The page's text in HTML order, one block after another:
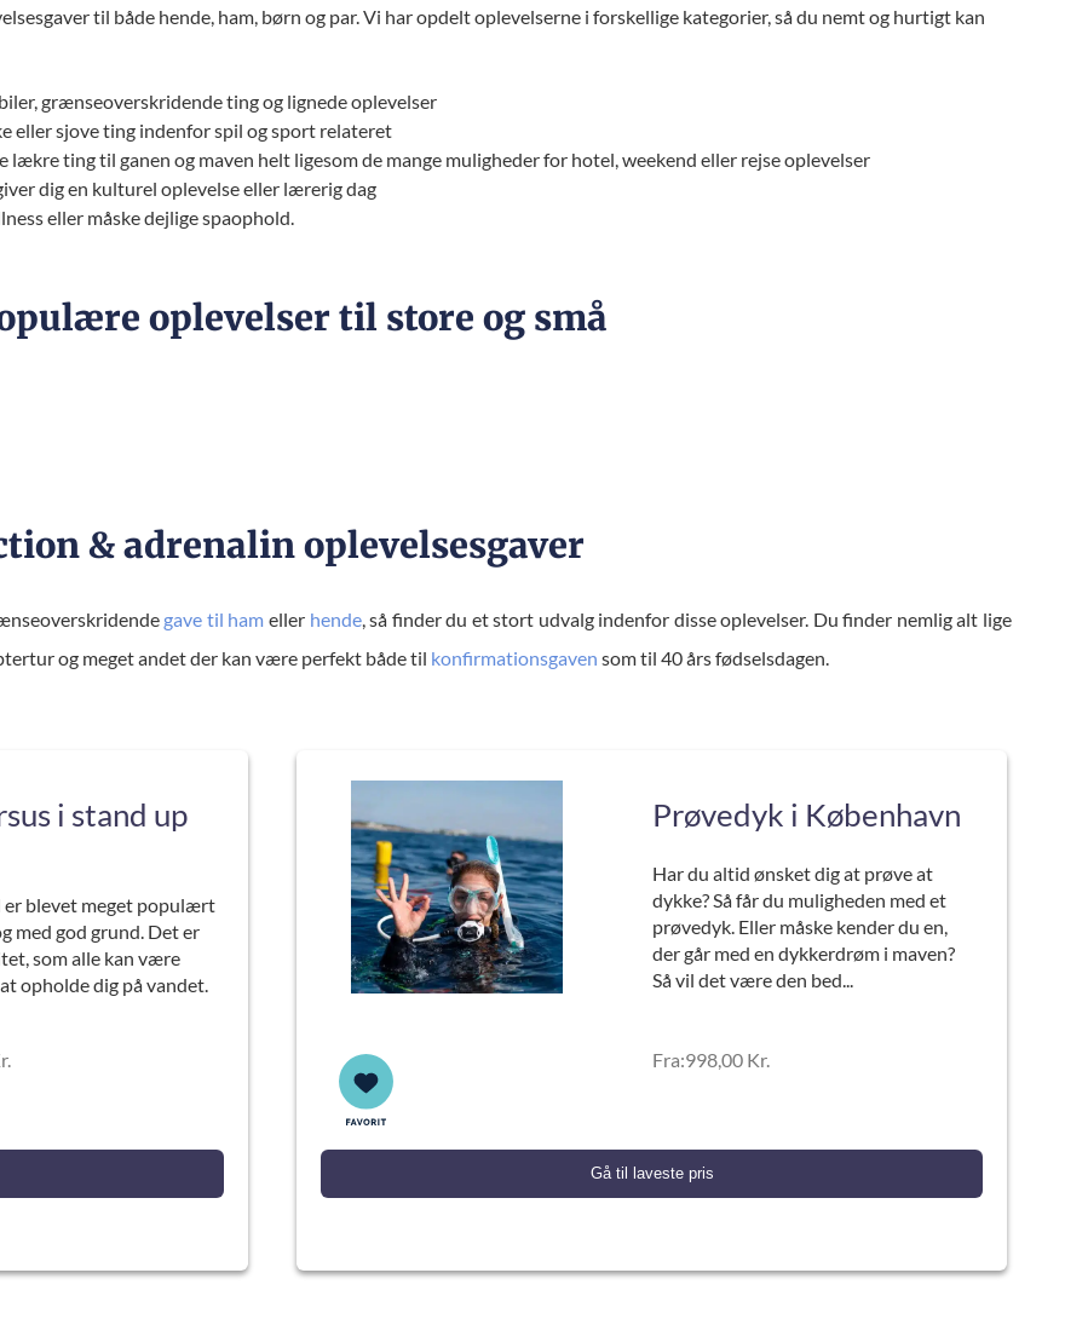
til både hende, ham, børn og par. Vi har opdelt oplevelserne i forskellige kategorier, så du nemt og hurtigt kan
grænseoverskridende ting og lignede oplevelser
eller sjove ting indenfor spil og sport relateret
ting til ganen og maven helt ligesom de mange muligheder for hotel, weekend eller rejse oplevelser
dig en kulturel oplevelse eller lærerig dag
eller måske dejlige spaophold.
oplevelser til store og små
& adrenalin oplevelsesgaver
gave til ham eller hende, så finder du et stort udvalg indenfor disse oplevelser. Du finder nemlig alt lige
og meget andet der kan være perfekt både til konfirmationsgaven som ​til 40 års fødselsdagen.
i stand up
er blevet meget populært
med god grund. Det er
som alle kan være
opholde dig på vandet.
Prøvedyk i København
Har du altid ønsket dig at prøve at
dykke? Så får du muligheden med et
prøvedyk. Eller måske kender du en,
der går med en dykkerdrøm i maven?
Så vil det være den bed...
Fra:998,00 Kr.
Gå til laveste pris